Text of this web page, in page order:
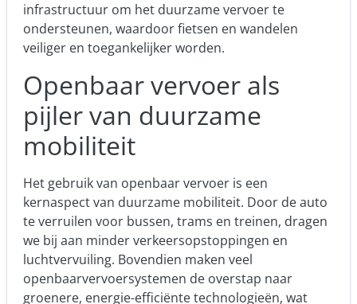
infrastructuur om het duurzame vervoer te
ondersteunen, waardoor fietsen en wandelen
veiliger en toegankelijker worden.
Openbaar vervoer als
pijler van duurzame
mobiliteit
Het gebruik van openbaar vervoer is een
kernaspect van duurzame mobiliteit. Door de auto
te verruilen voor bussen, trams en treinen, dragen
we bij aan minder verkeersopstoppingen en
luchtvervuiling. Bovendien maken veel
openbaarvervoersystemen de overstap naar
groenere, energie-efficiënte technologieën, wat